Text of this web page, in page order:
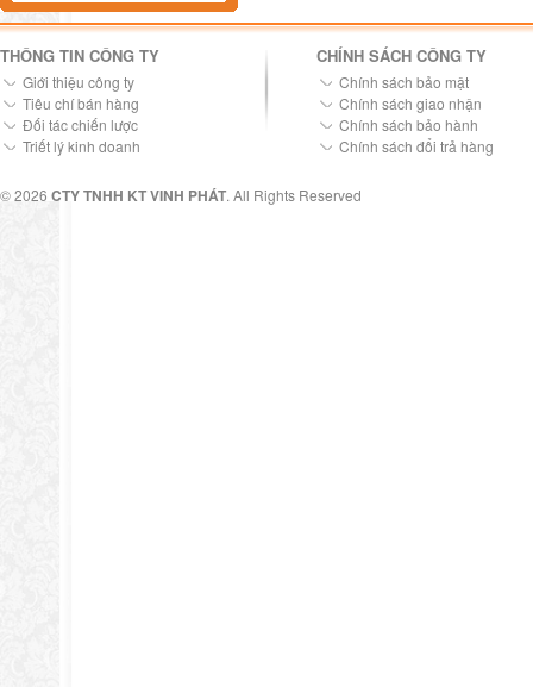
THÔNG TIN CÔNG TY
Giới thiệu công ty
Tiêu chí bán hàng
Đối tác chiến lược
Triết lý kinh doanh
CHÍNH SÁCH CÔNG TY
Chính sách bảo mật
Chính sách giao nhận
Chính sách bảo hành
Chính sách đổi trả hàng
© 2026 CTY TNHH KT VINH PHÁT. All Rights Reserved